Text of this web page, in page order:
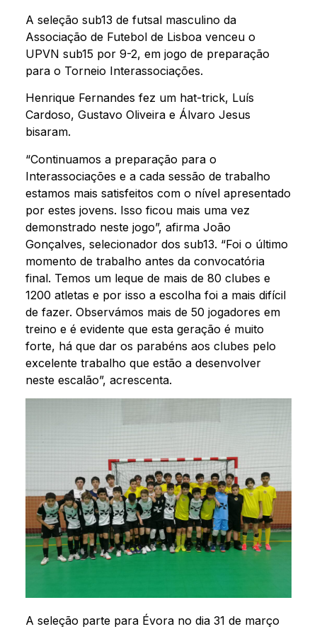
A seleção sub13 de futsal masculino da
Associação de Futebol de Lisboa venceu o
UPVN sub15 por 9-2, em jogo de preparação
para o Torneio Interassociações.
Henrique Fernandes fez um hat-trick, Luís
Cardoso, Gustavo Oliveira e Álvaro Jesus
bisaram.
“Continuamos a preparação para o
Interassociações e a cada sessão de trabalho
estamos mais satisfeitos com o nível apresentado
por estes jovens. Isso ficou mais uma vez
demonstrado neste jogo”, afirma João
Gonçalves, selecionador dos sub13. “Foi o último
momento de trabalho antes da convocatória
final. Temos um leque de mais de 80 clubes e
1200 atletas e por isso a escolha foi a mais difícil
de fazer. Observámos mais de 50 jogadores em
treino e é evidente que esta geração é muito
forte, há que dar os parabéns aos clubes pelo
excelente trabalho que estão a desenvolver
neste escalão”, acrescenta.
A seleção parte para Évora no dia 31 de março